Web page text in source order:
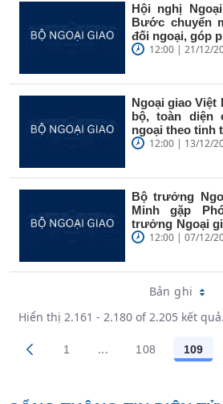
Hội nghị
Bước chuyển
đối ngoại, góp
12:00 | 21/12/
Ngoại giao Việt
bộ, toàn diện
ngoại theo tinh
12:00 | 13/12/
Bộ trưởng
Minh gặp
trưởng Ngoại
tế...12:00 | 07/12/
Bản ghi
Hiển thị 2.161 - 2.180 of 2.205 kết quả.
Các trang trên cổng
1 ...Trang trung gian
Các trang
108 Các
109